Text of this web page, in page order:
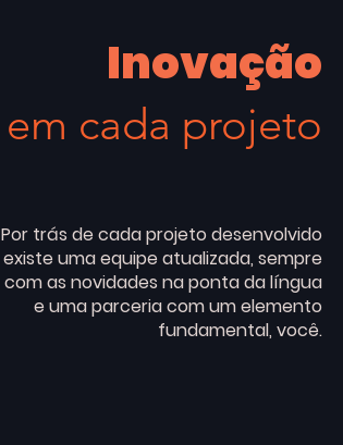
Inovação
em cada projeto
Por trás de cada projeto desenvolvido
existe uma equipe atualizada, sempre
com as novidades na ponta da língua
e uma parceria com um elemento
fundamental, você.